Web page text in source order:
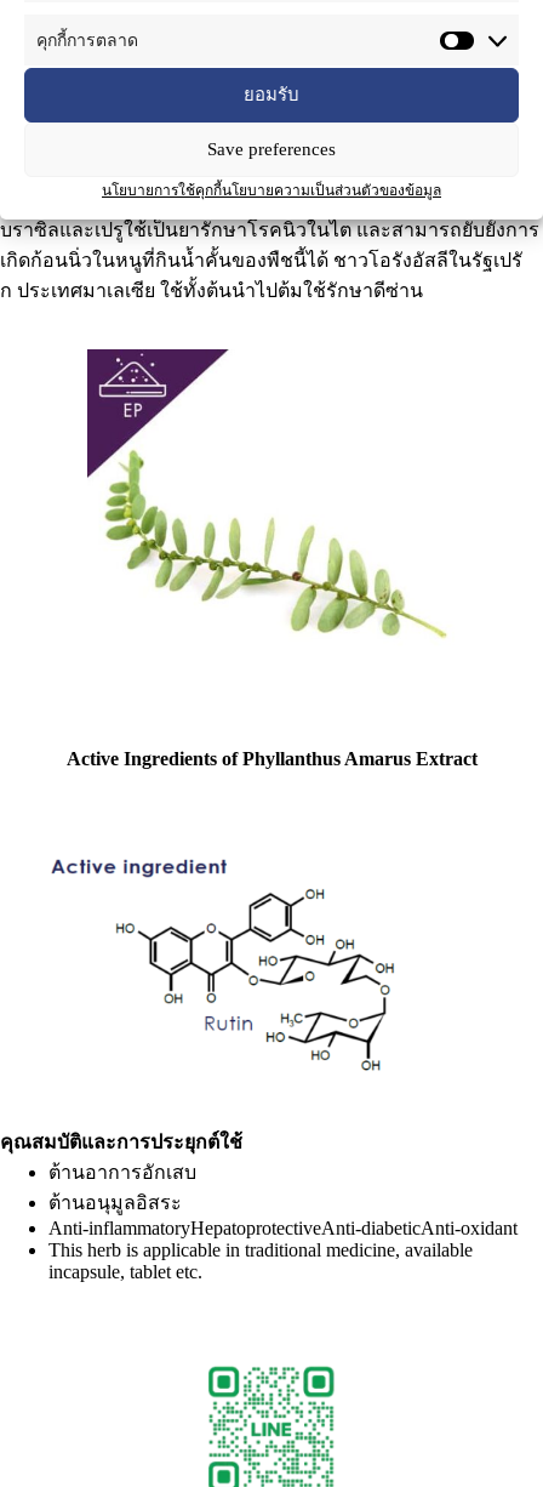
คุกกี้การตลาด
ยอมรับ
Save preferences
นโยบายการใช้คุกกี้นโยบายความเป็นส่วนตัวของข้อมูล
โคนก้านใบติดกับลำต้น สีม่วงแดง ดอกสีเขียว ดอกออกตามซอก
ก้านใบย่อยและห้อยลง ผลกลมเรียบ เมื่อแก่แตกเป็นสามพูในทาง
บำรุงธาตุ ขับประจำเดือนมีการศึกษาวิจัยทางการแพทย์เกี่ยวกับ
ไวรัสตับอักเสบบีลดความดันโลหิต ลดความเป็นพิษต่อตับ
บราซิลและเปรูใช้เป็นยารักษาโรคนิ่วในไตและสามารถยับยั้งการ
เกิดก้อนนิ่วในหนูที่กินน้ำคั้นของพืชนี้ได้ ชาวโอรังอัสลีในรัฐเปรั
ก ประเทศมาเลเซีย ใช้ทั้งต้นนำไปต้มใช้รักษาดีซ่าน
Active Ingredients of Phyllanthus Amarus Extract
คุณสมบัติและการประยุกต์ใช้
ต้านอาการอักเสบ
ต้านอนุมูลอิสระ
Anti-inflammatoryHepatoprotectiveAnti-diabeticAnti-oxidant
This herb is applicable in traditional medicine, available
incapsule, tablet etc.